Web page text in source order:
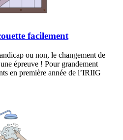
facilement
ou non, le changement de
épreuve ! Pour grandement
en première année de l’IRIIG